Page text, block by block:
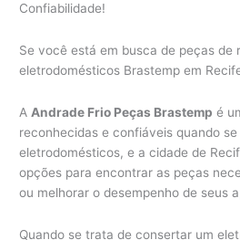
Confiabilidade!
Se você está em busca de peças de
eletrodomésticos Brastemp em
A Andrade Frio Peças Brastemp é
reconhecidas e confiáveis quando
eletrodomésticos, e a cidade de
opções para encontrar as peças
ou melhorar o desempenho de seus
Quando se trata de consertar um